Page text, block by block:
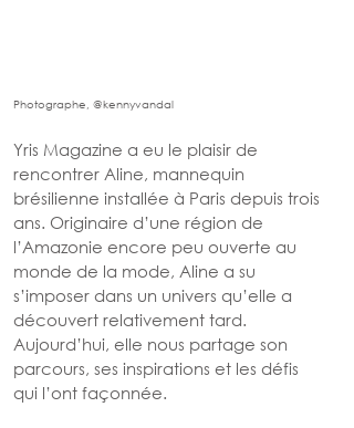
Photographe, @kennyvandal
Yris Magazine a eu le plaisir de
rencontrer Aline, mannequin
brésilienne installée à Paris depuis trois
ans. Originaire d’une région de
l’Amazonie encore peu ouverte au
monde de la mode, Aline a su
s’imposer dans un univers qu’elle a
découvert relativement tard.
Aujourd’hui, elle nous partage son
parcours, ses inspirations et les défis
qui l’ont façonnée.